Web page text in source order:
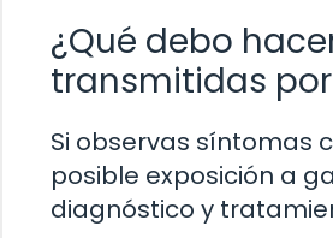
¿Qué debo
transmitidas
Si observas síntomas
posible exposición a
diagnóstico y